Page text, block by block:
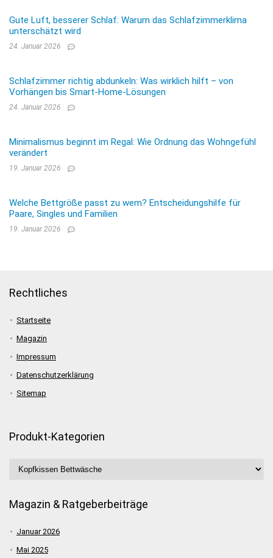
Gute Luft, besserer Schlaf: Warum das Schlafzimmerklima
unterschätzt wird
24. Januar 2026
Schlafzimmer richtig abdunkeln: Was wirklich hilft – von
Vorhängen bis Smart-Home-Lösungen
24. Januar 2026
Minimalismus beginnt im Regal: Wie Ordnung das Wohngefühl
verändert
19. Januar 2026
Welche Bettgröße passt zu wem? Entscheidungshilfe für
Paare, Singles und Familien
19. Januar 2026
Rechtliches
Startseite
Magazin
Impressum
Datenschutzerklärung
Sitemap
Produkt-Kategorien
Magazin & Ratgeberbeiträge
Januar 2026
Mai 2025